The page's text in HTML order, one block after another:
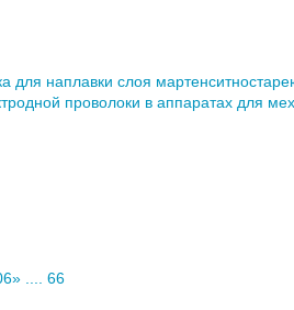
для наплавки слоя
проволоки в аппаратах для
.... 66